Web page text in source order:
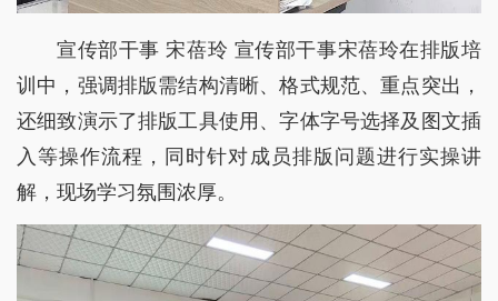
宣传部干事 宋蓓玲 宣传部干事宋蓓玲在排版培
训中，强调排版需结构清晰、格式规范、重点突出，
还细致演示了排版工具使用、字体字号选择及图文插
入等操作流程，同时针对成员排版问题进行实操讲
解，现场学习氛围浓厚。